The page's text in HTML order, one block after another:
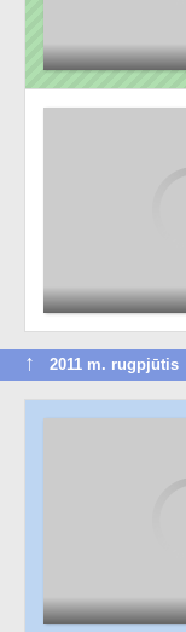
↑ 2011 m. rugpjūtis